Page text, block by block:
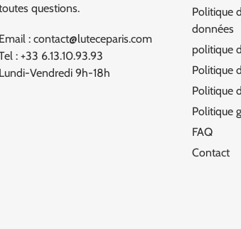
questions.
Email : contact@luteceparis.com
: +33 6.13.10.93.93
Lundi-Vendredi 9h-18h
Politique
données
politique
Politique
Politique
Politique
FAQ
Contact